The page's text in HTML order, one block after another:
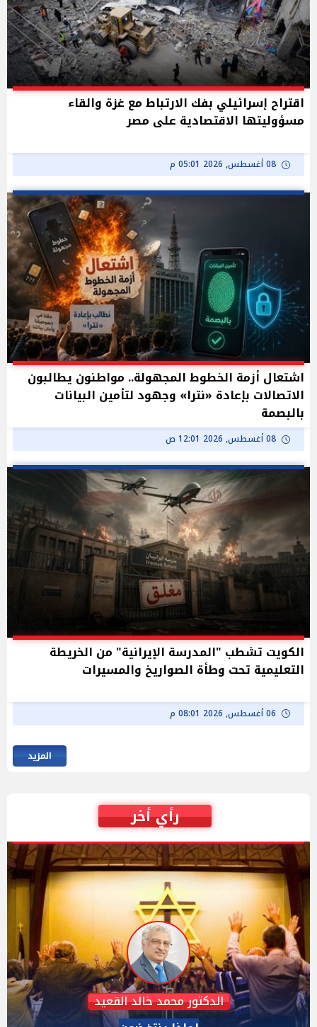
اقتراح إسرائيلي بفك الارتباط مع غزة والقاء
مسؤوليتها الاقتصادية على مصر
08 أغسطس, 2026 05:01 م
اشتعال أزمة الخطوط المجهولة.. مواطنون يطالبون
الاتصالات بإعادة «نترا» وجهود لتأمين البيانات
بالبصمة
08 أغسطس, 2026 12:01 ص
الكويت تشطب "المدرسة الإيرانية" من الخريطة
التعليمية تحت وطأة الصواريخ والمسيرات
06 أغسطس, 2026 08:01 م
المزيد
رأي أخر
عبدالحليم قنديل